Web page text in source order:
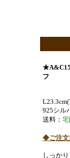
フ
925シル
送料： 宅
◆ご注文
しっか